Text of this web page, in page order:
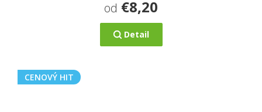
od €8,20
Detail
CENOVÝ HIT